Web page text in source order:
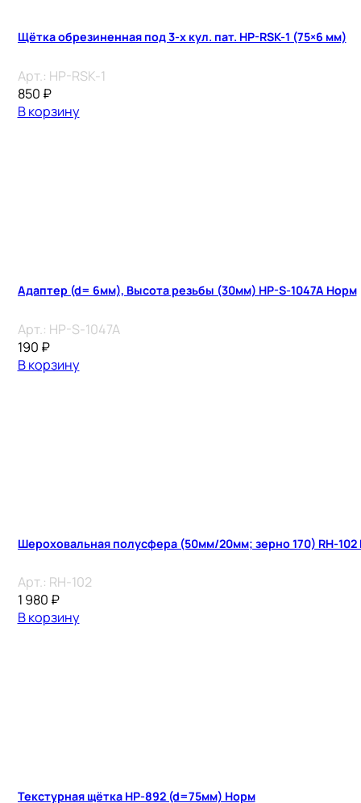
Щётка обрезиненная под 3-х кул. пат. HP-RSK-1 (75×6 мм)
Арт.: HP-RSK-1
850 ₽
В корзину
Адаптер (d= 6мм), Высота резьбы (30мм) HP-S-1047A Норм
Арт.: HP-S-1047A
190 ₽
В корзину
Шероховальная полусфера (50мм/20мм; зерно 170) RH-
Арт.: RH-102
1 980 ₽
В корзину
Текстурная щётка HP-892 (d=75мм) Норм